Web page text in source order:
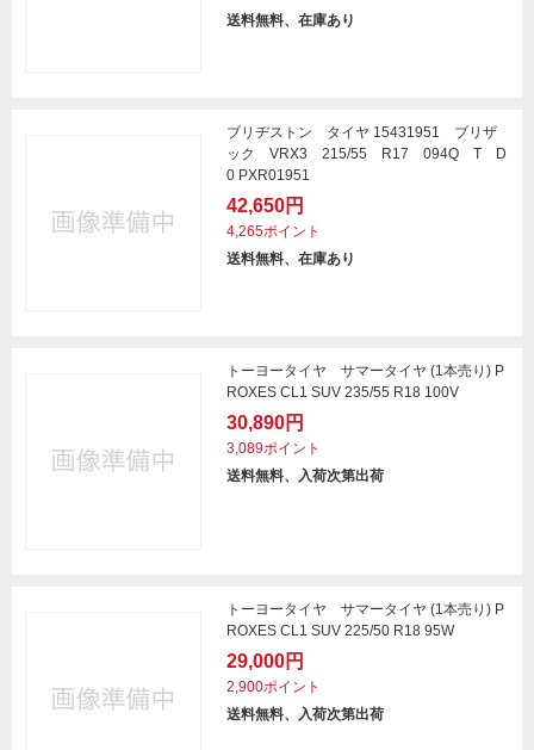
送料無料、在庫あり
ブリヂストン タイヤ 15431951 ブリザ
ック VRX3 215/55 R17 094Q T D
0 PXR01951
42,650円
4,265ポイント
送料無料、在庫あり
トーヨータイヤ サマータイヤ (1本売り) P
ROXES CL1 SUV 235/55 R18 100V
30,890円
3,089ポイント
送料無料、入荷次第出荷
トーヨータイヤ サマータイヤ (1本売り) P
ROXES CL1 SUV 225/50 R18 95W
29,000円
2,900ポイント
送料無料、入荷次第出荷